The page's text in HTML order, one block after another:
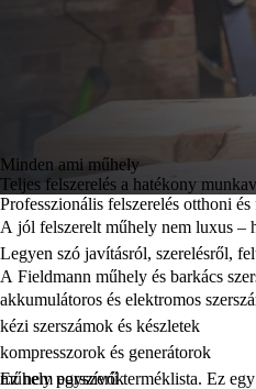
Minden ami műhely
Teljes felszerelés a hatékony
Professzionális felszerelés otthoni
A jól felszerelt műhely nem luxus –
Legyen szó javításról, szerelésről,
A Fieldmann műhely és barkács
akkumulátoros és elektromos
kézi szerszámok és készletek
kompresszorok és generátorok
műhely porszívók
Ez nem egyszerű terméklista. Ez